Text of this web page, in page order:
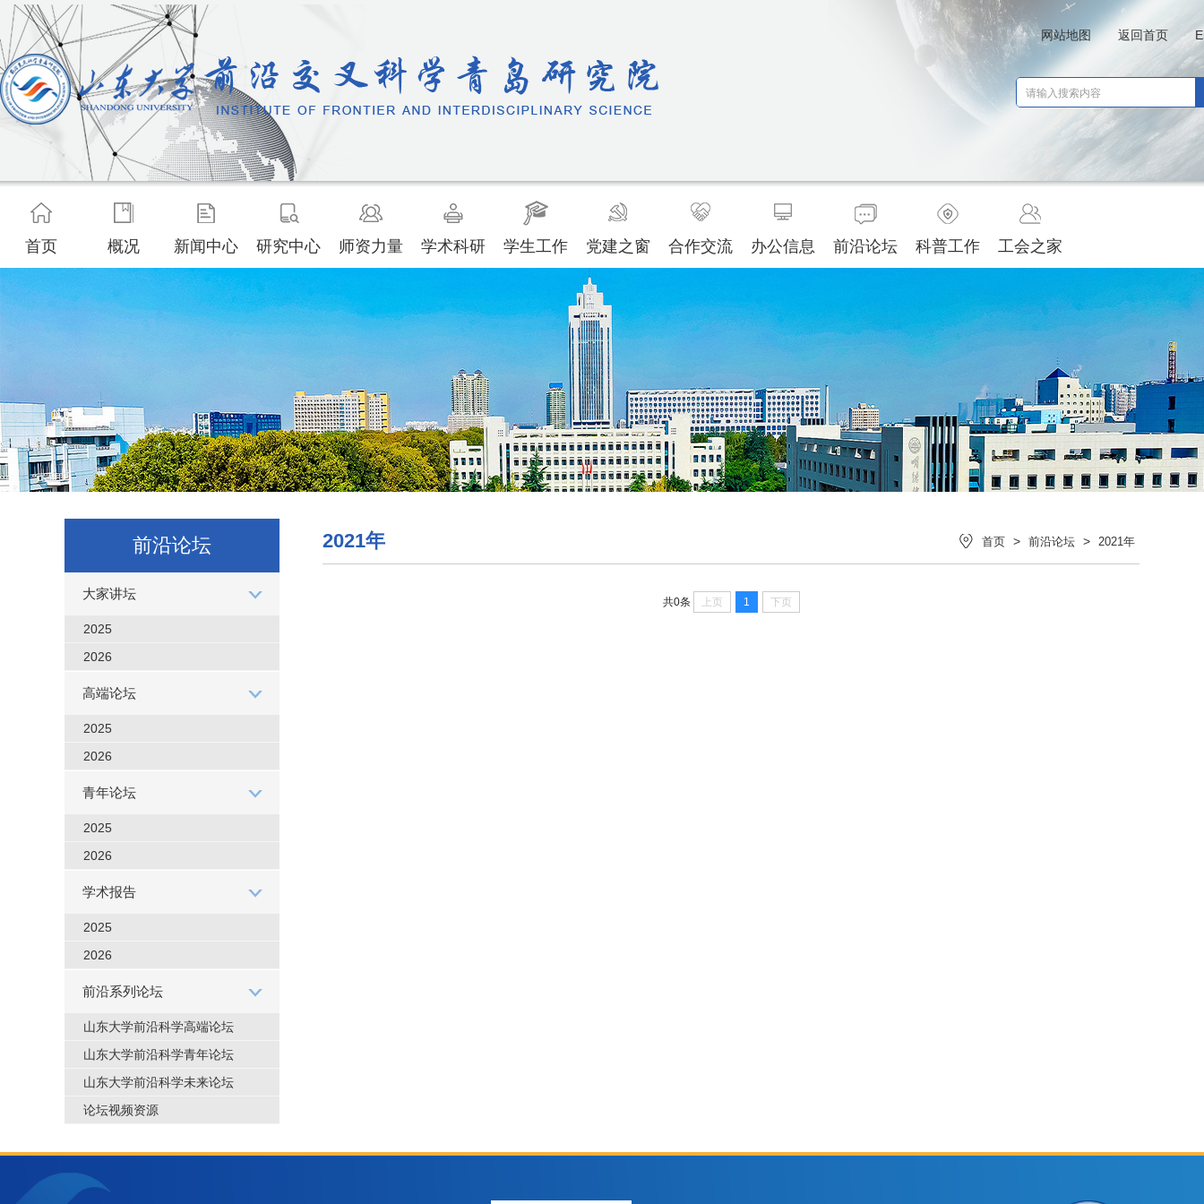
网站地图 返回首页
首页 概况 新闻中心 研究中心 师资力量 学术科研 学生工作 党建之窗 合作交流 办公信息 前沿论坛 科普工作 工会之家
前沿论坛
大家讲坛
2025
2026
高端论坛
2025
2026
青年论坛
2025
2026
学术报告
2025
2026
前沿系列论坛
山东大学前沿科学高端论坛
山东大学前沿科学青年论坛
山东大学前沿科学未来论坛
论坛视频资源
2021年 首页 > 前沿论坛 > 2021年
共0条 上页 1 下页